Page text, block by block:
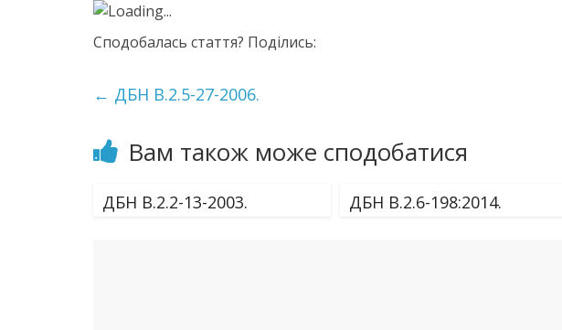
Loading...
Сподобалась стаття? Поділись:
← ДБН В.2.5-27-2006.
Вам також може сподобатися
ДБН В.2.2-13-2003. ДБН В.2.6-198:2014.